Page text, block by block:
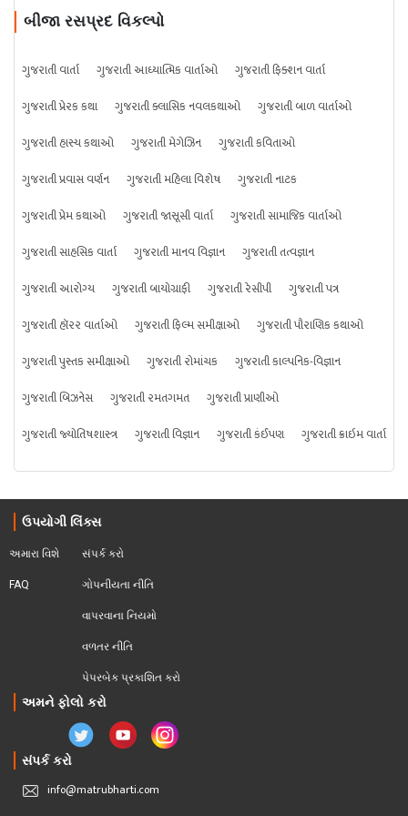
બીજા રસપ્રદ વિકલ્પો
ગુજરાતી વાર્તા ગુજરાતી આધ્યાત્મિક વાર્તાઓ
ગુજરાતી ફિક્શન વાર્તા
ગુજરાતી પ્રેરક કથા
ગુજરાતી ક્લાસિક નવલકથાઓ
ગુજરાતી બાળ વાર્તાઓ
ગુજરાતી હાસ્ય કથાઓ
ગુજરાતી મેગેઝિન
ગુજરાતી કવિતાઓ
ગુજરાતી પ્રવાસ વર્ણન
ગુજરાતી મહિલા વિશેષ
ગુજરાતી નાટક
ગુજરાતી પ્રેમ કથાઓ
ગુજરાતી જાસૂસી વાર્તા
ગુજરાતી સામાજિક વાર્તાઓ
ગુજરાતી સાહસિક વાર્તા
ગુજરાતી માનવ વિજ્ઞાન
ગુજરાતી તત્વજ્ઞાન
ગુજરાતી આરોગ્ય
ગુજરાતી બાયોગ્રાફી ગુજરાતી રેસીપી
ગુજરાતી પત્ર
ગુજરાતી હૉરર વાર્તાઓ
ગુજરાતી ફિલ્મ સમીક્ષાઓ
ગુજરાતી પૌરાણિક કથાઓ
ગુજરાતી પુસ્તક સમીક્ષાઓ
ગુજરાતી રોમાંચક
ગુજરાતી કાલ્પનિક-વિજ્ઞાન
ગુજરાતી બિઝનેસ
ગુજરાતી રમતગમત
ગુજરાતી પ્રાણીઓ
ગુજરાતી જ્યોતિષશાસ્ત્ર
ગુજરાતી વિજ્ઞાન ગુજરાતી કંઈપણ ગુજરાતી ક્રાઇમ વાર્તા
ઉપયોગી લિંક્સ
અમારા વિશે
FAQ
સંપર્ક કરો
ગોપનીયતા નીતિ
વાપરવાના નિયમો
વળતર નીતિ
પેપરબેક પ્રકાશિત કરો
અમને ફોલો કરો
સંપર્ક કરો
info@matrubharti.com